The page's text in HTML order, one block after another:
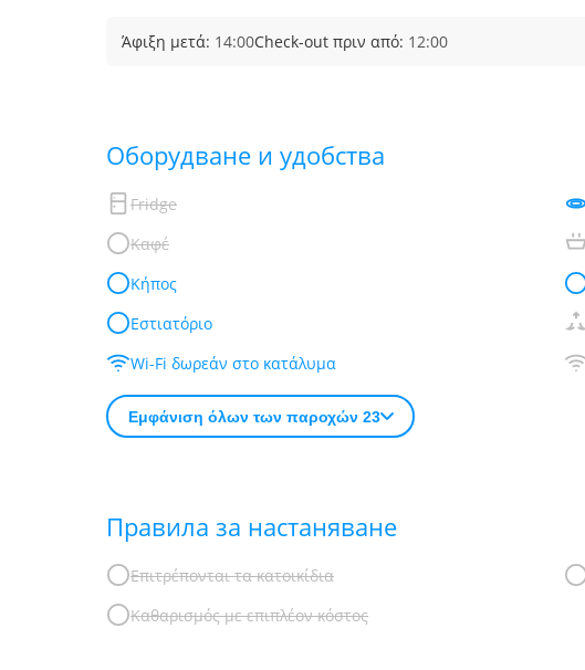
Άφιξη μετά: 14:00Check-out πριν από: 12:00
Обoрудване и удобства
Fridge
Καφέ
Κήπος
Εστιατόριο
Wi-Fi δωρεάν στο κατάλυμα
Εμφάνιση όλων των παροχών 23
Правила за настаняване
Επιτρέπονται τα κατοικίδια
Καθαρισμός με επιπλέον κόστος